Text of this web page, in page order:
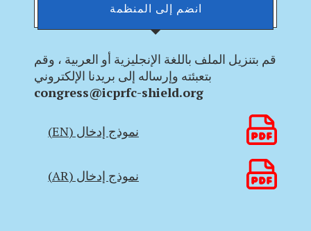
انضم إلى المنظمة
قم بتنزيل الملف باللغة الإنجليزية أو العربية ، وقم
بتعبئته وإرساله إلى بريدنا الإلكتروني
congress@icprfc-shield.org
نموذج إدخال (EN)
نموذج إدخال (AR)